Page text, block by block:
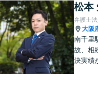
ごとに
にお越
室対応
松本
弁護士
大阪
南千里
故、相
決実績